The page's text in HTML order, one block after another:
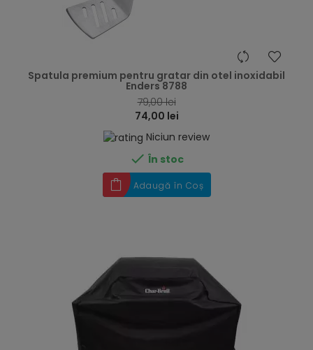
Spatula premium pentru gratar din otel inoxidabil
Enders 8788
79,00 lei
74,00 lei
Niciun review
 În stoc
Adaugă în Coș